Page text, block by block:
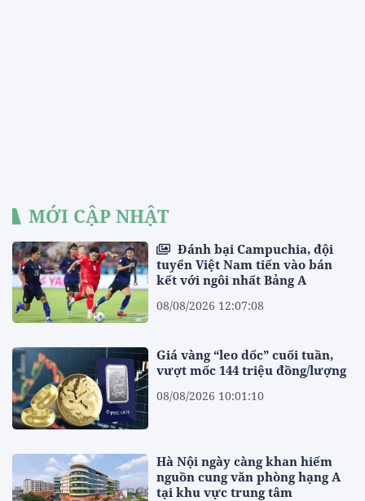
MỚI CẬP NHẬT
Đánh bại Campuchia, đội
tuyển Việt Nam tiến vào bán
kết với ngôi nhất Bảng A
08/08/2026 12:07:08
Giá vàng “leo dốc” cuối tuần,
vượt mốc 144 triệu đồng/lượng
08/08/2026 10:01:10
Hà Nội ngày càng khan hiếm
nguồn cung văn phòng hạng A
tại khu vực trung tâm